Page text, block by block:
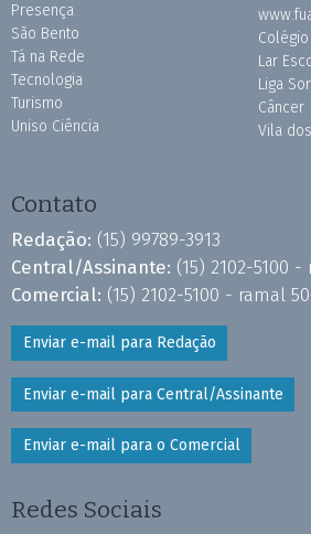
Presença
São Bento
Tá na Rede
Tecnologia
Turismo
Uniso Ciência
Lar
Liga
Câncer
Vila
Contato
Redação: (15) 99789-3913
Central/Assinante: (15) 2102-5100 -
Comercial: (15) 2102-5100 - ramal
Enviar e-mail para Redação
Enviar e-mail para Central/Assinante
Enviar e-mail para o Comercial
Redes Sociais